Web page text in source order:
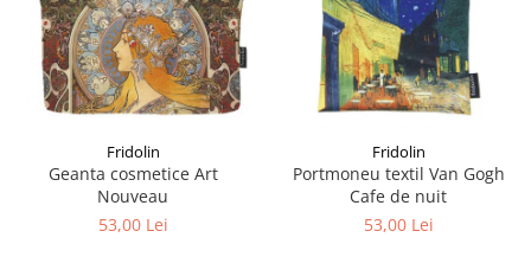
Fridolin
Geanta cosmetice Art
Nouveau
53,00 Lei
Fridolin
Portmoneu textil Van Gogh
Cafe de nuit
53,00 Lei